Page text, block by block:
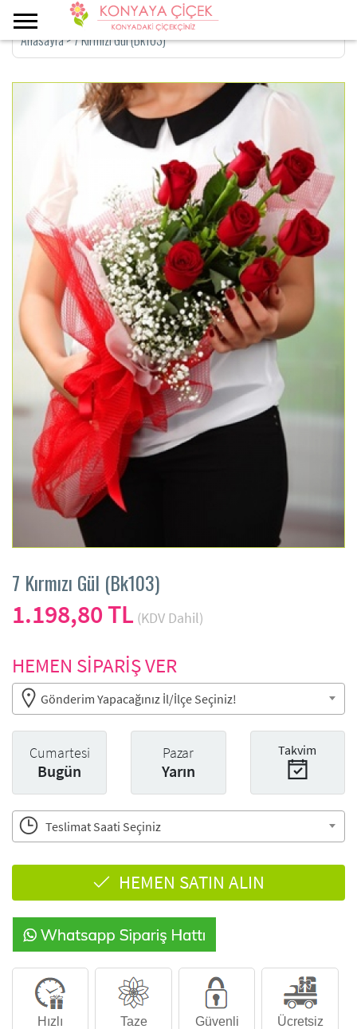
Anasayfa>7 Kırmızı Gül (Bk103)
7 Kırmızı Gül (Bk103)
1.198,80 TL (KDV Dahil)
HEMEN SİPARİŞ VER
Gönderim Yapacağınız İl/İlçe Seçiniz!
Cumartesi
Bugün
Pazar
Yarın
Takvim
Teslimat Saati Seçiniz
HEMEN SATIN ALIN
Hızlı
Taze
Güvenli
Ücretsiz